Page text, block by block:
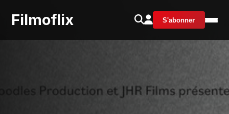
Filmoflix S'abonner